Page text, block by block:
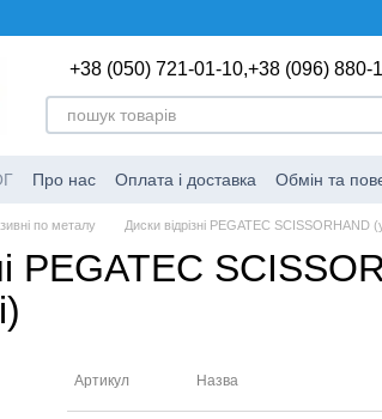
+38 (050) 721-01-10,+38 (096) 880-
Про нас Оплата і доставка Обмін та
по металу Диски відрізні PEGATEC SCISSORHAND
PEGATEC
Артикул Назва